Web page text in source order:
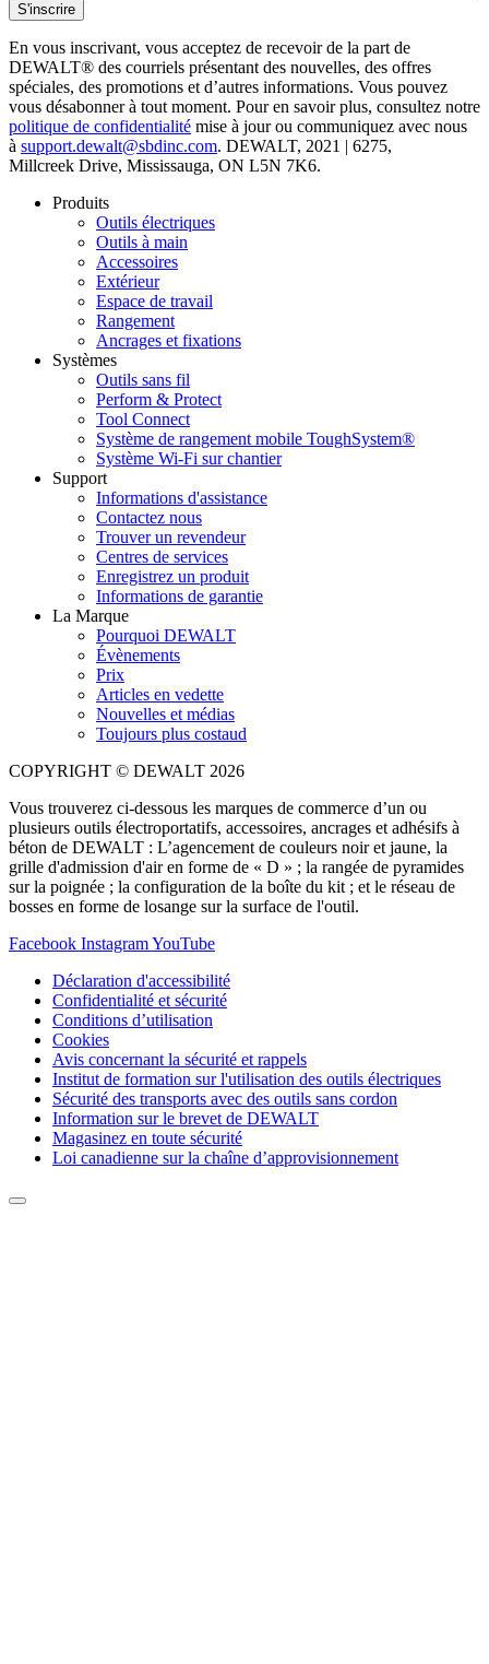
En vous inscrivant, vous acceptez de recevoir de la part de
DEWALT® des courriels présentant des nouvelles, des offres
spéciales, des promotions et d’autres informations. Vous pouvez
vous désabonner à tout moment. Pour en savoir plus, consultez notre
politique de confidentialité mise à jour ou communiquez avec nous
à support.dewalt@sbdinc.com. DEWALT, 2021 | 6275,
Millcreek Drive, Mississauga, ON L5N 7K6.
Produits
Outils électriques
Outils à main
Accessoires
Extérieur
Espace de travail
Rangement
Ancrages et fixations
Systèmes
Outils sans fil
Perform & Protect
Tool Connect
Système de rangement mobile ToughSystem®
Système Wi-Fi sur chantier
Support
Informations d'assistance
Contactez nous
Trouver un revendeur
Centres de services
Enregistrez un produit
Informations de garantie
La Marque
Pourquoi DEWALT
Évènements
Prix
Articles en vedette
Nouvelles et médias
Toujours plus costaud
COPYRIGHT © DEWALT 2026
Vous trouverez ci-dessous les marques de commerce d’un ou
plusieurs outils électroportatifs, accessoires, ancrages et adhésifs à
béton de DEWALT : L’agencement de couleurs noir et jaune, la
grille d'admission d'air en forme de « D » ; la rangée de pyramides
sur la poignée ; la configuration de la boîte du kit ; et le réseau de
bosses en forme de losange sur la surface de l'outil.
Facebook InstagramYouTube
Déclaration d'accessibilité
Confidentialité et sécurité
Conditions d’utilisation
Cookies
Avis concernant la sécurité et rappels
Institut de formation sur l'utilisation des outils électriques
Sécurité des transports avec des outils sans cordon
Information sur le brevet de DEWALT
Magasinez en toute sécurité
Loi canadienne sur la chaîne d’approvisionnement